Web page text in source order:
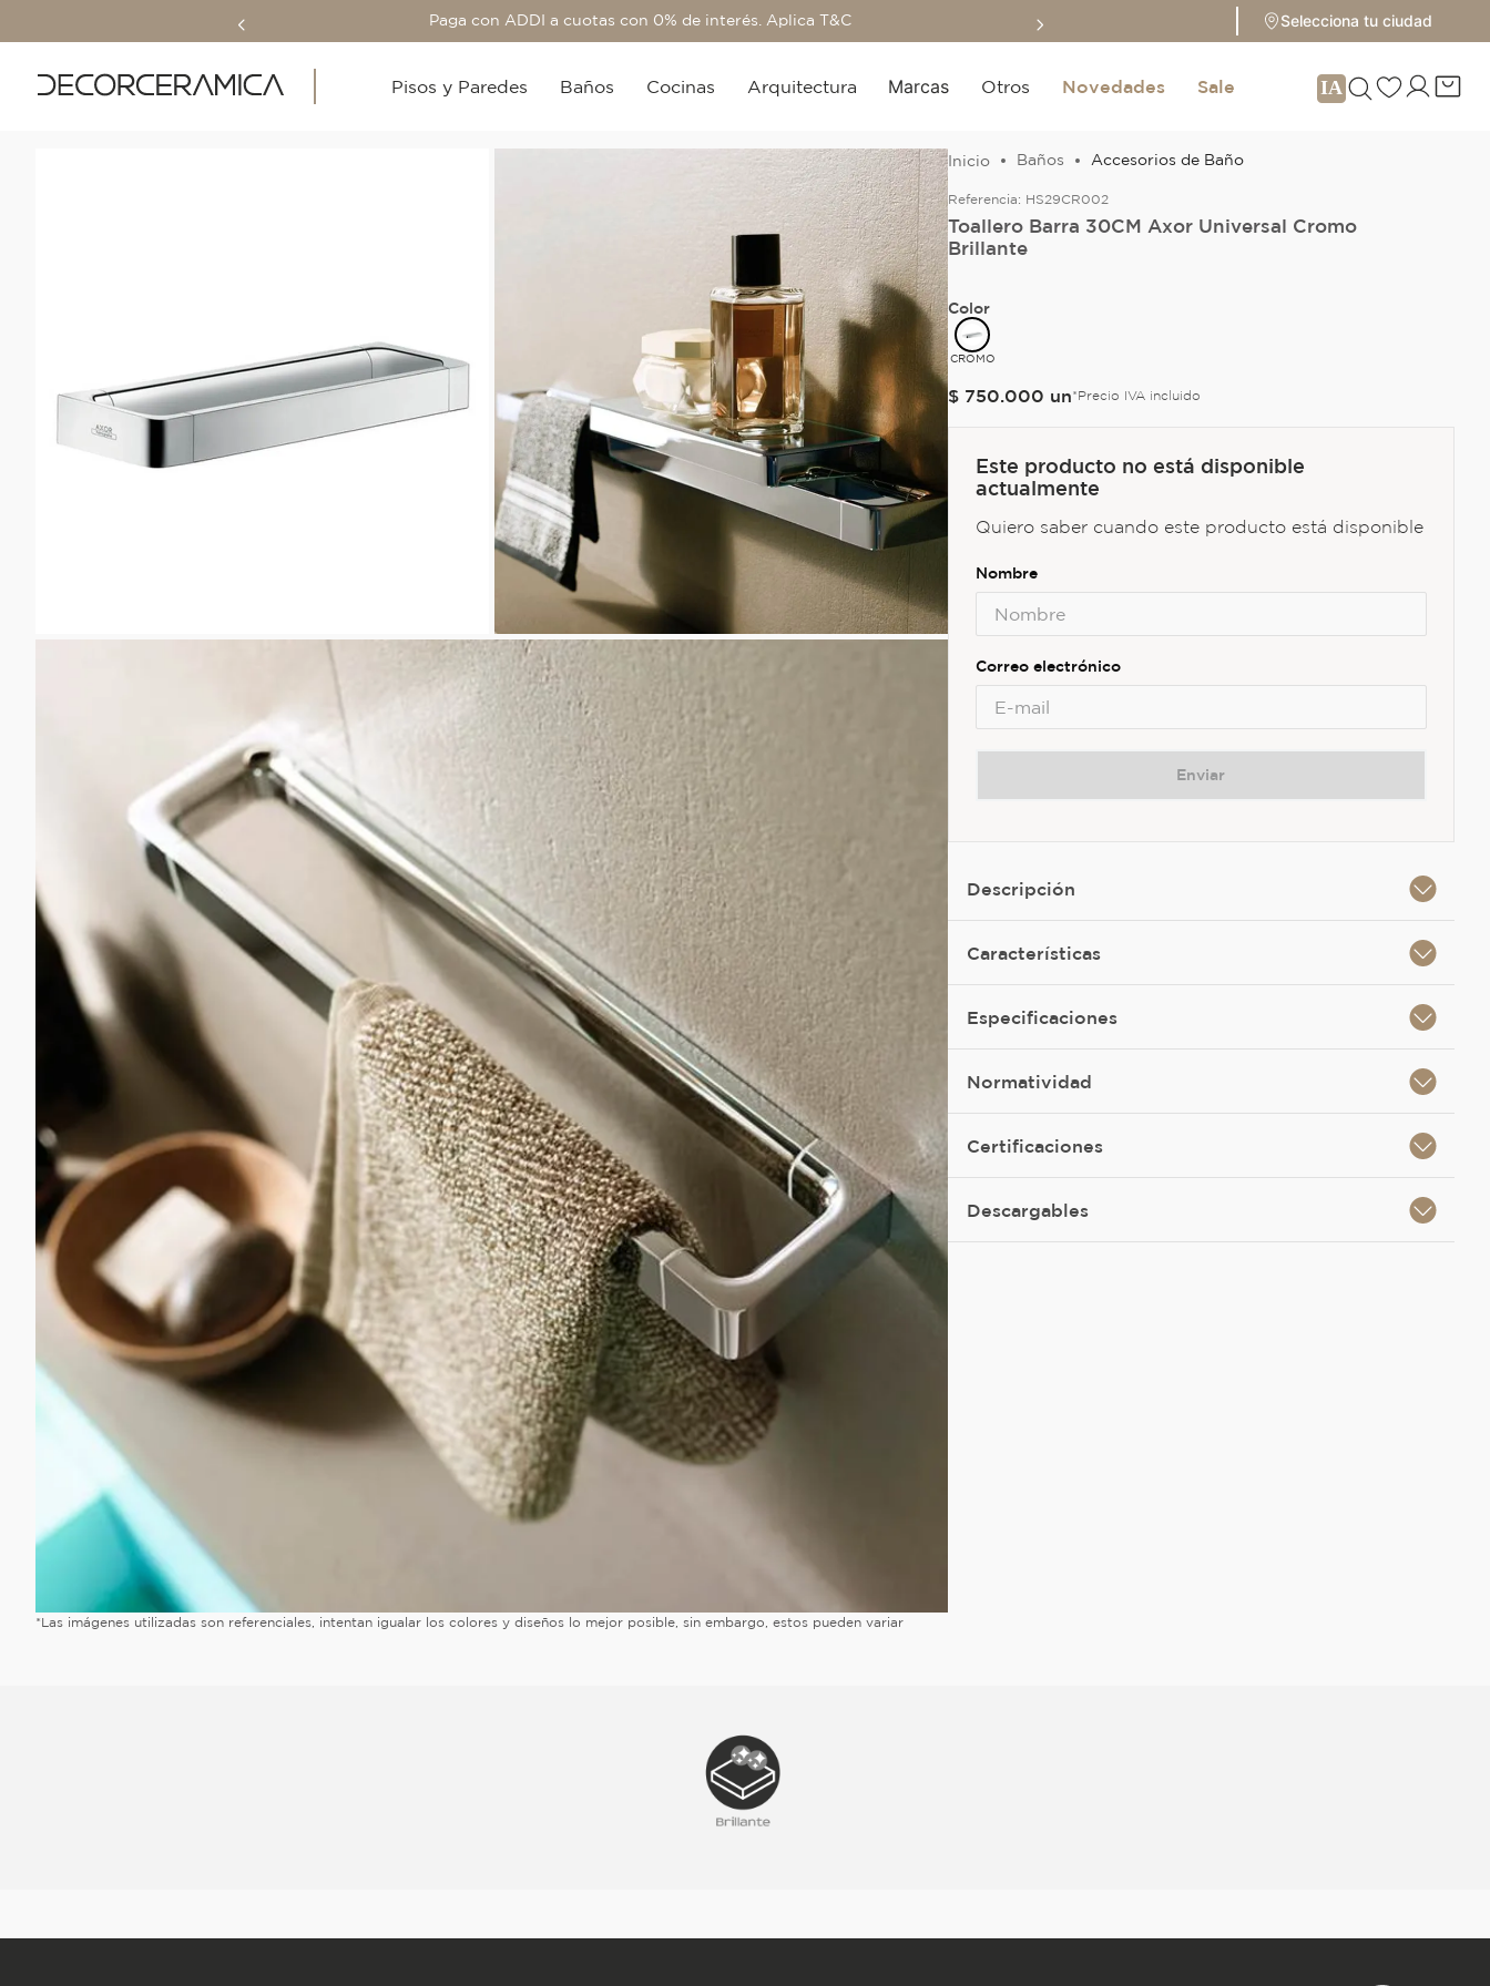
Paga con ADDI a cuotas con 0% de interés. Aplica T&C Selecciona tu ciudad
Pisos y Paredes Baños Cocinas Arquitectura Marcas Otros Novedades Sale
*Las imágenes utilizadas son referenciales, intentan igualar los colores y diseños lo mejor posible, sin embargo, estos pueden variar
Baños Accesorios de Baño
Referencia: HS29CR002
Toallero Barra 30CM Axor Universal Cromo
Brillante
Color
CROMO
$ 750.000 un*Precio IVA incluido
Este producto no está disponible
actualmente
Quiero saber cuando este producto está disponible
Enviar
Descripción
Características
Especificaciones
Normatividad
Certificaciones
Descargables